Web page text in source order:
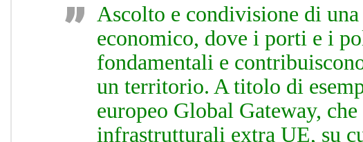
Ascolto e condivisione di
economico, dove i porti e i
fondamentali e
un territorio. A titolo di
europeo Global Gateway,
infrastrutturali extra UE, su